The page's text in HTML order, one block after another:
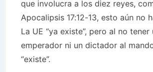
que involucra a los diez reyes,
Apocalipsis 17:12-13, esto aún no
La UE “ya existe”, pero al no tener
emperador ni un dictador al
“existe”.